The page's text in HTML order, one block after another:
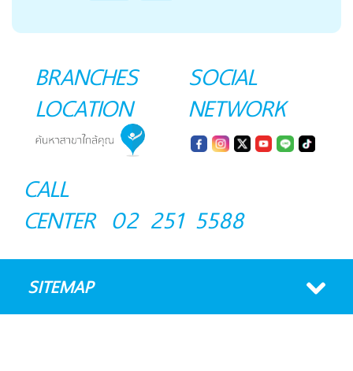
BRANCHES
LOCATION
SOCIAL
NETWORK
CALL
CENTER 02 251 5588
SITEMAP